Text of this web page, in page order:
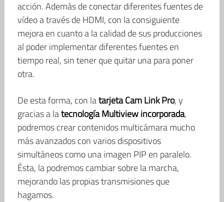
acción. Además de conectar diferentes fuentes de
vídeo a través de HDMI, con la consiguiente
mejora en cuanto a la calidad de sus producciones
al poder implementar diferentes fuentes en
tiempo real, sin tener que quitar una para poner
otra.
De esta forma, con latarjeta Cam Link Pro, y
gracias a latecnología Multiview incorporada,
podremos crear contenidos multicámara mucho
más avanzados con varios dispositivos
simultáneos como una imagen PIP en paralelo.
Ésta, la podremos cambiar sobre la marcha,
mejorando las propias transmisiones que
hagamos.